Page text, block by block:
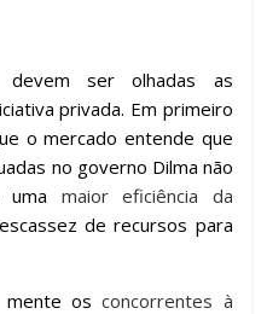
ser olhadas as
privada. Em primeiro
o mercado entende que
no governo Dilma não
uma maior eficiência da
de recursos para
mente osconcorrentes à